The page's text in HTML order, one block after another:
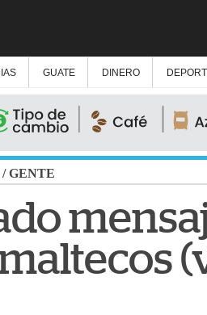
GUATE DINERO
/GENTE